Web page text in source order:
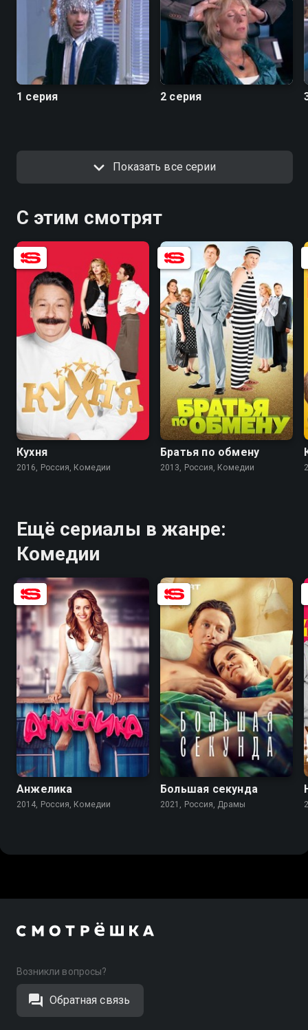
1 серия 2 серия
Показать все серии
С этим смотрят
8.2 8.4
Кухня
2016, Россия, Комедии
7.6 6.2
Братья по обмену
2013, Россия, Комедии
Ещё сериалы в жанре:
Комедии
6.9 5.6
Анжелика
2014, Россия, Комедии
8.3 8.0
Большая секунда
2021, Россия, Драмы
Возникли вопросы?
Обратная связь